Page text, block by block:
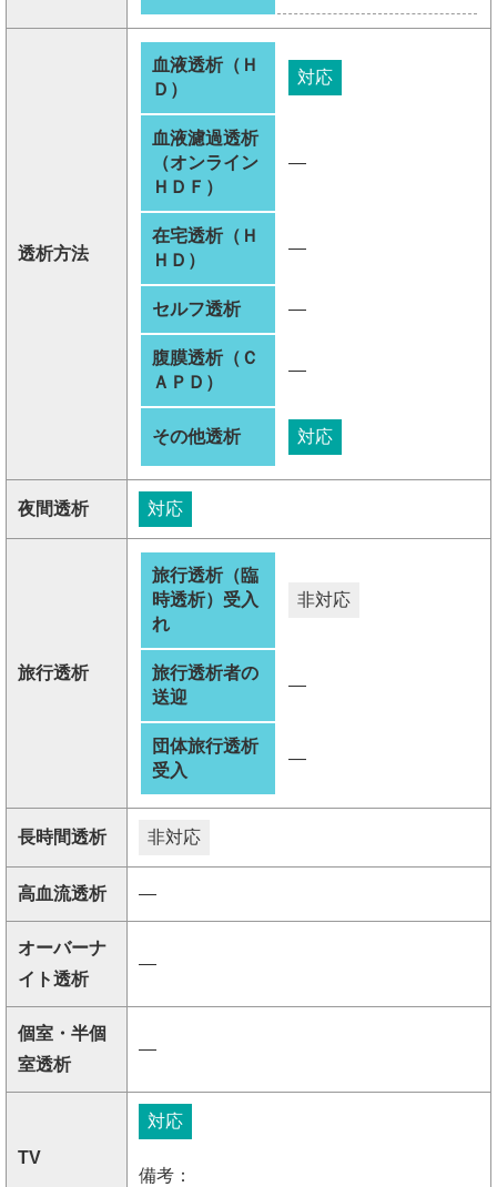
透析方法
血液透析（Ｈ
Ｄ）
対応
血液濾過透析
（オンライン
ＨＤＦ）
―
在宅透析（Ｈ
ＨＤ）
―
セルフ透析 ―
腹膜透析（Ｃ
ＡＰＤ）
―
その他透析 対応
夜間透析 対応
旅行透析
旅行透析（臨
時透析）受入
れ
非対応
旅行透析者の
送迎
―
団体旅行透析
受入
―
長時間透析 非対応
高血流透析 ―
オーバーナ
イト透析
―
個室・半個
室透析
―
TV
対応
備考：